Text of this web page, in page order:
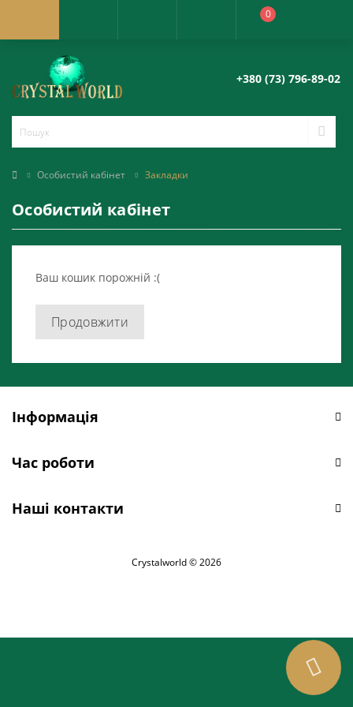
0
+380 (73) 796-89-02
Особистий кабінет Закладки
Особистий кабінет
Ваш кошик порожній :(
Продовжити
Інформація
Час роботи
Наші контакти
Crystalworld © 2026